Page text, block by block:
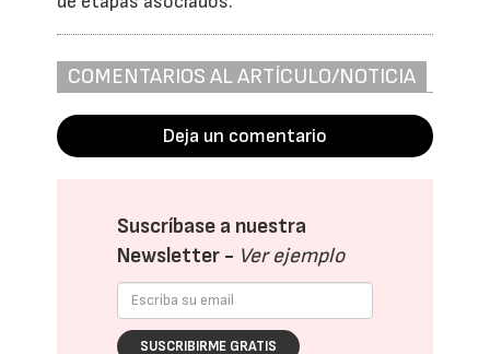
COMENTARIOS AL ARTÍCULO/NOTICIA
Deja un comentario
Suscríbase a nuestra
Newsletter - Ver ejemplo
SUSCRIBIRME GRATIS